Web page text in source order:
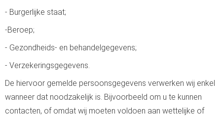
- Burgerlijke staat;
-Beroep;
- Gezondheids- en behandelgegevens;
- Verzekeringsgegevens.
De hiervoor gemelde persoonsgegevens verwerken wij enkel
wanneer dat noodzakelijk is. Bijvoorbeeld om u te kunnen
contacten, of omdat wij moeten voldoen aan wettelijke of